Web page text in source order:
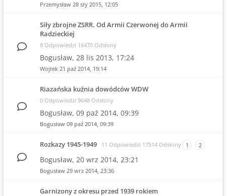
Przemysław 28 sty 2015, 12:05
Siły zbrojne ZSRR. Od Armii Czerwonej do Armii
Radzieckiej
8 Odpowiedzi 16470 Odsłony
Bogusław, 28 lis 2013, 17:24
Wojtek 21 paź 2014, 19:14
Riazańska kuźnia dowódców WDW
0 Odpowiedzi 9648 Odsłony
Bogusław, 09 paź 2014, 09:39
Bogusław 09 paź 2014, 09:39
Rozkazy 1945-1949 11 Odpowiedzi 17514 Odsłony 1 2
Bogusław, 20 wrz 2014, 23:21
Bogusław 29 wrz 2014, 23:36
Garnizony z okresu przed 1939 rokiem